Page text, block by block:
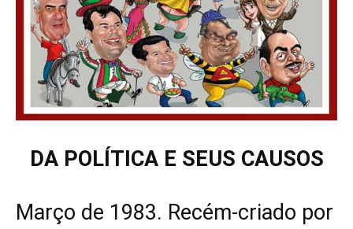
DA POLÍTICA E SEUS CAUSOS
Março de 1983. Recém-criado por